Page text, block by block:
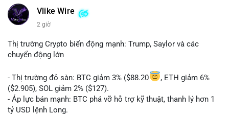
SAGA", "short SPCX", và "đã ngồi ăn ở khách sạn 5*" (từ bài
đăng Binance Square). Tin tức về BIP-110 Bitcoin và SKR token
BNB Smart Chain.
Sợ hãi do chỉ số thấp nhưng xu hướng memecoin và tin tức
tích cực (BTC ETF, SKR) tạo áp lực lên giá. Rủi ro từ các đề cày
SPCX và SAGA vẫn cao. Cần theo dõi xu hướng "long" hoặc
"short" theo chiến lược cá nhân.
Vlike Wire
2 giờ
Thị trường Crypto biến động mạnh: Trump, Saylor và các
chuyển động lớn
- Thị trường đỏ sàn: BTC giảm 3% ($88.20
, ETH giảm 6%
($2.905), SOL giảm 2% ($127).
- Áp lực bán mạnh: BTC phá vỡ hỗ trợ kỹ thuật, thanh lý hơn 1
tỷ USD lệnh Long.